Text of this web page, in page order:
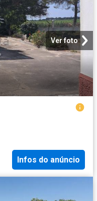
Ver foto
Infos do anúncio